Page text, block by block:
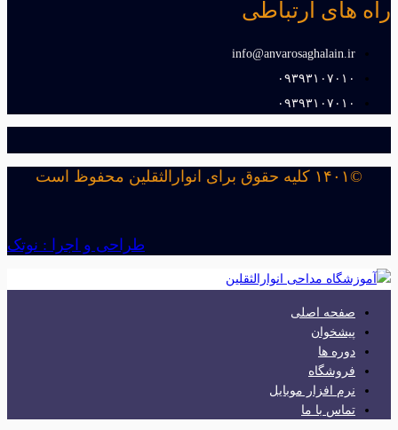
راه های ارتباطی
info@anvarosaghalain.ir​
۰۹۳۹۳۱۰۷۰۱۰​
۰۹۳۹۳۱۰۷۰۱۰​
©۱۴۰۱ کلیه حقوق برای انوارالثقلین محفوظ است
طراحی و اجرا : نوتک
صفحه اصلی
پیشخوان
دوره ها
فروشگاه
نرم افزار موبایل
تماس با ما